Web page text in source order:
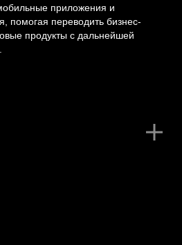
приложения и
помогая переводить бизнес-
продукты с дальнейшей